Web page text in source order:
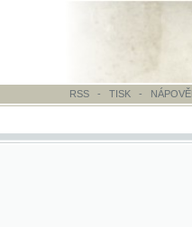
- TISK-NÁPOVĚDA - ODKAZY -